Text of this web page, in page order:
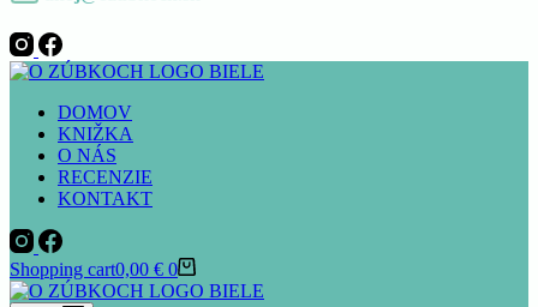
DOMOV
KNIŽKA
O NÁS
RECENZIE
KONTAKT
Shopping cart0,00 € 0